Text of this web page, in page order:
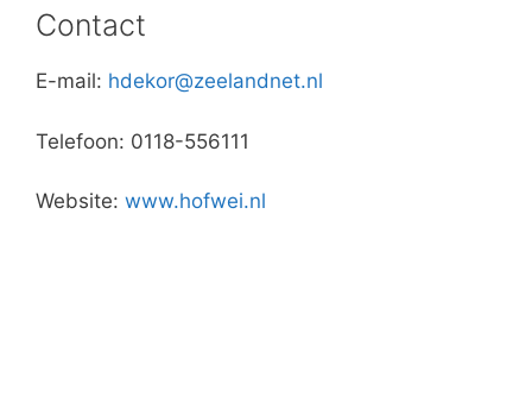
Contact
E-mail: hdekor@zeelandnet.nl
Telefoon: 0118-556111
Website: www.hofwei.nl